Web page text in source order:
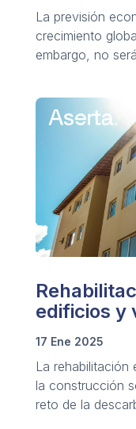
La previsión
crecimiento
embargo, no
edificios y
17 Ene 2025
La
la construcción
reto de la